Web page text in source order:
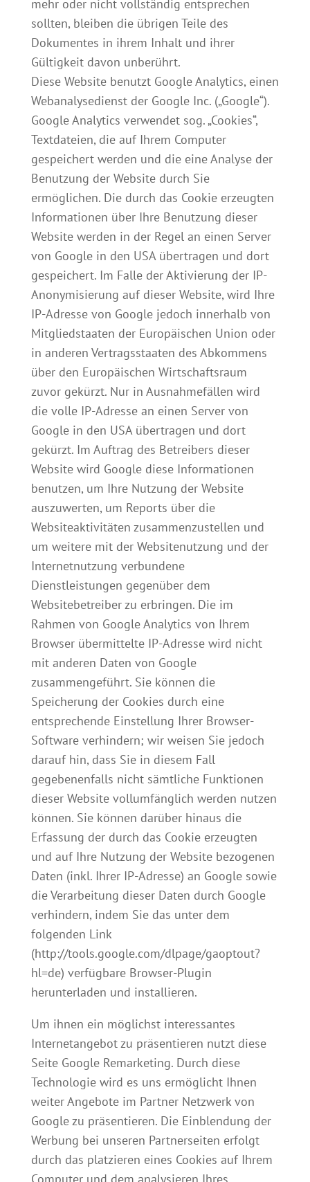
mehr oder nicht vollständig entsprechen
sollten, bleiben die übrigen Teile des
Dokumentes in ihrem Inhalt und ihrer
Gültigkeit davon unberührt.
Diese Website benutzt Google Analytics, einen
Webanalysedienst der Google Inc. („Google“).
Google Analytics verwendet sog. „Cookies“,
Textdateien, die auf Ihrem Computer
gespeichert werden und die eine Analyse der
Benutzung der Website durch Sie
ermöglichen. Die durch das Cookie erzeugten
Informationen über Ihre Benutzung dieser
Website werden in der Regel an einen Server
von Google in den USA übertragen und dort
gespeichert. Im Falle der Aktivierung der IP-
Anonymisierung auf dieser Website, wird Ihre
IP-Adresse von Google jedoch innerhalb von
Mitgliedstaaten der Europäischen Union oder
in anderen Vertragsstaaten des Abkommens
über den Europäischen Wirtschaftsraum
zuvor gekürzt. Nur in Ausnahmefällen wird
die volle IP-Adresse an einen Server von
Google in den USA übertragen und dort
gekürzt. Im Auftrag des Betreibers dieser
Website wird Google diese Informationen
benutzen, um Ihre Nutzung der Website
auszuwerten, um Reports über die
Websiteaktivitäten zusammenzustellen und
um weitere mit der Websitenutzung und der
Internetnutzung verbundene
Dienstleistungen gegenüber dem
Websitebetreiber zu erbringen. Die im
Rahmen von Google Analytics von Ihrem
Browser übermittelte IP-Adresse wird nicht
mit anderen Daten von Google
zusammengeführt. Sie können die
Speicherung der Cookies durch eine
entsprechende Einstellung Ihrer Browser-
Software verhindern; wir weisen Sie jedoch
darauf hin, dass Sie in diesem Fall
gegebenenfalls nicht sämtliche Funktionen
dieser Website vollumfänglich werden nutzen
können. Sie können darüber hinaus die
Erfassung der durch das Cookie erzeugten
und auf Ihre Nutzung der Website bezogenen
Daten (inkl. Ihrer IP-Adresse) an Google sowie
die Verarbeitung dieser Daten durch Google
verhindern, indem Sie das unter dem
folgenden Link
(http://tools.google.com/dlpage/gaoptout?
hl=de) verfügbare Browser-Plugin
herunterladen und installieren.
Um ihnen ein möglichst interessantes
Internetangebot zu präsentieren nutzt diese
Seite Google Remarketing. Durch diese
Technologie wird es uns ermöglicht Ihnen
weiter Angebote im Partner Netzwerk von
Google zu präsentieren. Die Einblendung der
Werbung bei unseren Partnerseiten erfolgt
durch das platzieren eines Cookies auf Ihrem